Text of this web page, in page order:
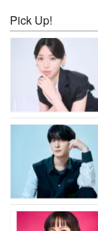
Pick Up!